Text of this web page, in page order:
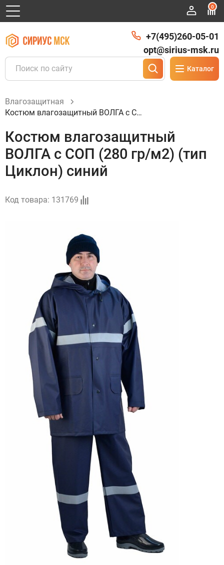
0
Каталог
+7(495)260-05-01
opt@sirius-msk.ru
Влагозащитная
Костюм влагозащитный ВОЛГА с СОП (280 гр/м2) (тип Циклон) синий
Костюм влагозащитный
ВОЛГА с СОП (280 гр/м2) (тип
Циклон) синий
Код товара: 131769